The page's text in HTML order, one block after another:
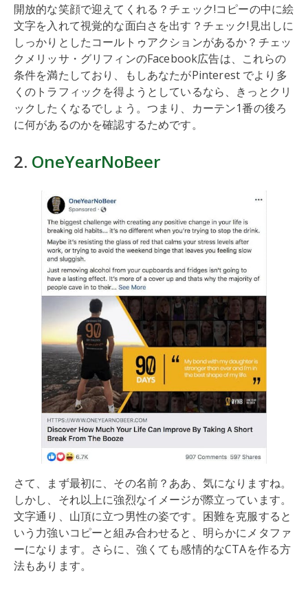
開放的な笑顔で迎えてくれる？チェック!コピーの中に絵
文字を入れて視覚的な面白さを出す？チェック!見出しに
しっかりとしたコールトゥアクションがあるか？チェッ
クメリッサ・グリフィンのFacebook広告は、これらの
条件を満たしており、もしあなたがPinterest でより多
くのトラフィックを得ようとしているなら、きっとクリ
ックしたくなるでしょう。つまり、カーテン1番の後ろ
に何があるのかを確認するためです。
2. OneYearNoBeer
さて、まず最初に、その名前？ああ、気になりますね。
しかし、それ以上に強烈なイメージが際立っています。
文字通り、山頂に立つ男性の姿です。困難を克服すると
いう力強いコピーと組み合わせると、明らかにメタファ
ーになります。さらに、強くても感情的なCTAを作る方
法もあります。